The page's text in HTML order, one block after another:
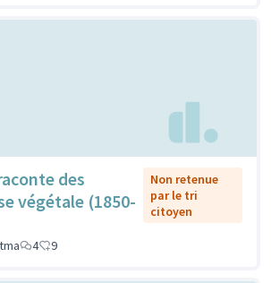
des
végétale (1850-
Non retenue
par le tri
citoyen
4 9